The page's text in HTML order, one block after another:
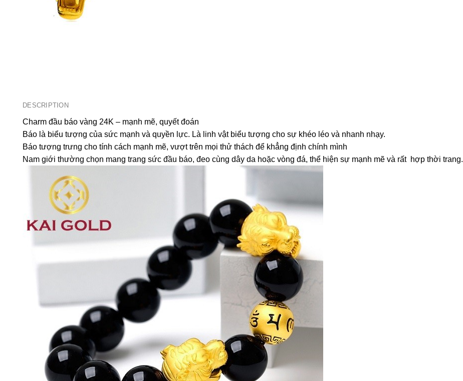
DESCRIPTION
Charm đầu báo vàng 24K – mạnh mẽ, quyết đoán
Báo là biểu tượng của sức mạnh và quyền lực. Là linh vật biểu tượng cho sự khéo léo và nhanh nhạy.
Báo tượng trưng cho tính cách mạnh mẽ, vượt trên mọi thử thách để khẳng định chính mình
Nam giới thường chọn mang trang sức đầu báo, đeo cùng dây da hoặc vòng đá, thể hiện sự mạnh mẽ và rất hợp thời trang.